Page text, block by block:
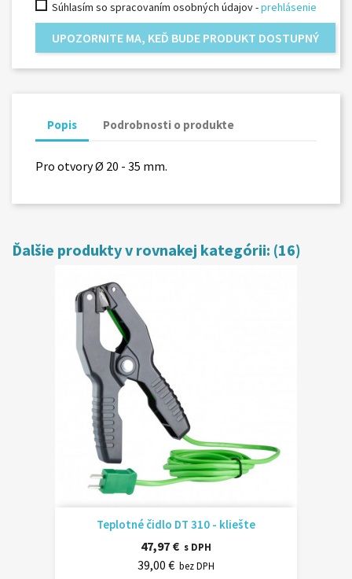
Súhlasím so spracovaním osobných údajov -prehlásenie
UPOZORNITE MA, KEĎ BUDE PRODUKT DOSTUPNÝ
Popis Podrobnosti o produkte
Pro otvory Ø 20 - 35 mm.
Ďalšie produkty v rovnakej kategórii: (16)
Teplotné čidlo DT 310 - kliešte
47,97 € s DPH
39,00 € bez DPH